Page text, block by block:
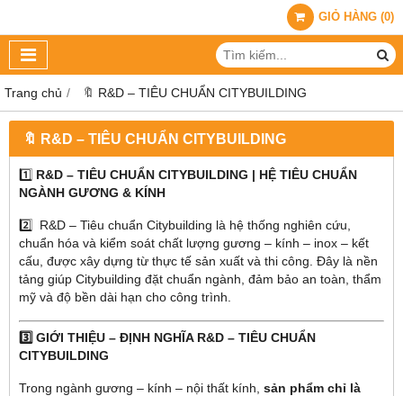
GIỎ HÀNG (0)
Trang chủ 🔖​​​​​​​ R&D – TIÊU CHUẨN CITYBUILDING
🔖​​​​​​​ R&D – TIÊU CHUẨN CITYBUILDING
1️⃣ R&D – TIÊU CHUẨN CITYBUILDING | HỆ TIÊU CHUẨN
NGÀNH GƯƠNG & KÍNH
2️⃣ R&D – Tiêu chuẩn Citybuilding là hệ thống nghiên cứu,
chuẩn hóa và kiểm soát chất lượng gương – kính – inox – kết
cấu, được xây dựng từ thực tế sản xuất và thi công. Đây là nền
tảng giúp Citybuilding đặt chuẩn ngành, đảm bảo an toàn, thẩm
mỹ và độ bền dài hạn cho công trình.
3️⃣ GIỚI THIỆU – ĐỊNH NGHĨA R&D – TIÊU CHUẨN
CITYBUILDING
Trong ngành gương – kính – nội thất kính, sản phẩm chỉ là